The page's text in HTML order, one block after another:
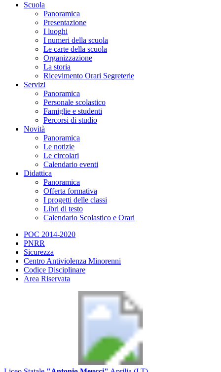
Scuola
Panoramica
Presentazione
I luoghi
I numeri della scuola
Le carte della scuola
Organizzazione
La storia
Ricevimento Orari Segreterie
Servizi
Panoramica
Personale scolastico
Famiglie e studenti
Percorsi di studio
Novità
Panoramica
Le notizie
Le circolari
Calendario eventi
Didattica
Panoramica
Offerta formativa
I progetti delle classi
Libri di testo
Calendario Scolastico e Orari
POC 2014-2020
PNRR
Sicurezza
Centro Antiviolenza Minorenni
Codice Disciplinare
Area Riservata